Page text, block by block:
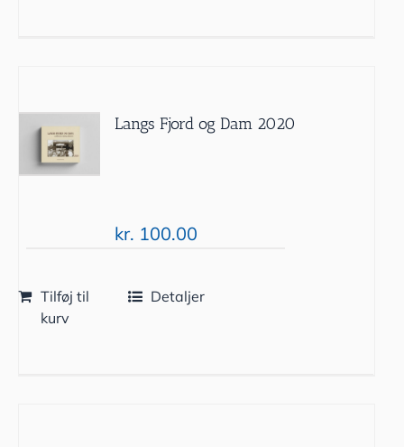
Langs Fjord og Dam 2020
kr. 100.00
Tilføj til
kurv
Detaljer